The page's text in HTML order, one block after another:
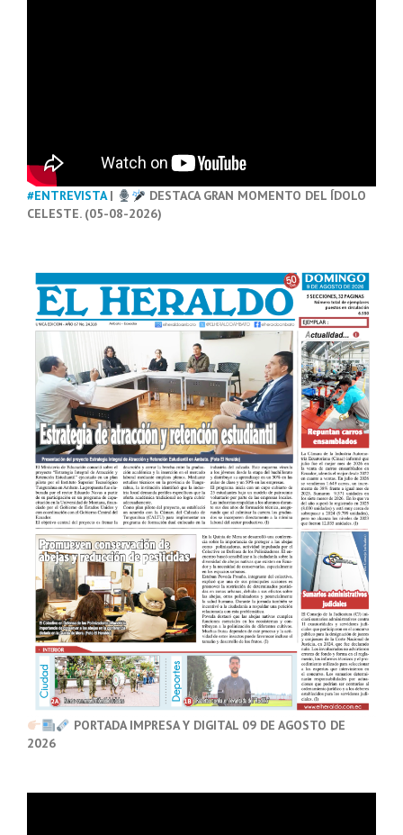
#ENTREVISTA|
DESTACA GRAN MOMENTO DEL ÍDOLO
CELESTE. (05-08-2026)
PORTADA IMPRESA Y DIGITAL 09 DE AGOSTO DE
2026